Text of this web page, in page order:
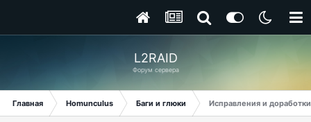
L2RAID
Форум сервера
Главная Homunculus Баги и глюки Исправления и